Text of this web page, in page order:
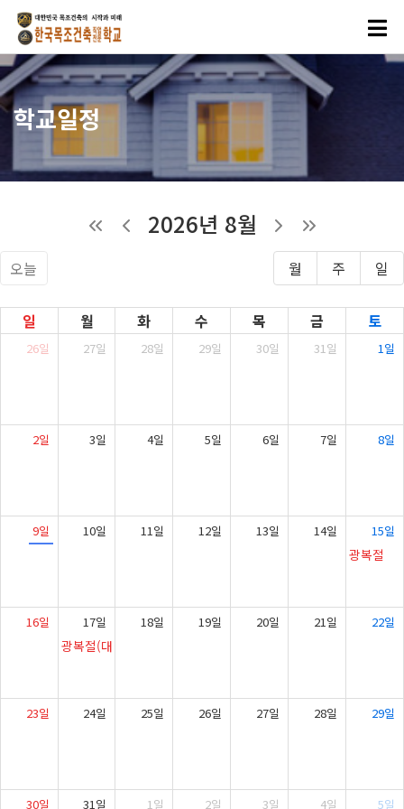
학교일정
오늘
2026년 8월
월 주 일
일 월 화 수 목 금 토
26일 27일 28일 29일 30일 31일 1일
2일 3일 4일 5일 6일 7일 8일
9일 10일 11일 12일 13일 14일 15일
광복절
16일 17일
광복절(대체 휴일)
18일 19일 20일 21일 22일
23일 24일 25일 26일 27일 28일 29일
30일 31일 1일 2일 3일 4일 5일